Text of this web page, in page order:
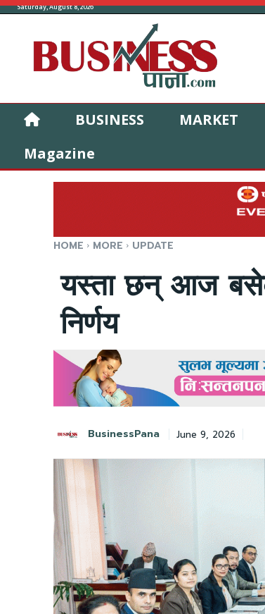
Saturday, August 8, 2026
BUSINESS MARKET
Magazine
HOME MORE UPDATE
यस्ता छन् आज
निर्णय
BusinessPana June 9, 2026